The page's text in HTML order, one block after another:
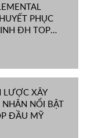
PHỤC
ĐH TOP
LƯỢC XÂY
NỔI BẬT
ĐẦU MỸ